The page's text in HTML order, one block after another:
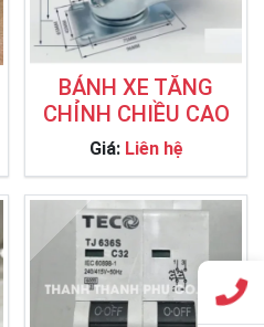
BÁNH XE TĂNG
CHỈNH CHIỀU CAO
Giá: Liên hệ